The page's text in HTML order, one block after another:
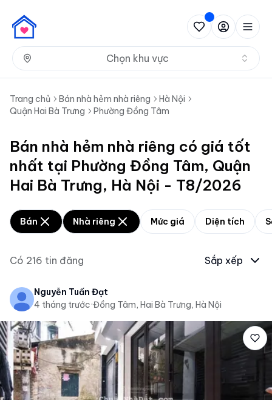
Chọn khu vực
Trang chủ Bán nhà hẻm nhà riêng
Hà Nội
Quận Hai Bà Trưng
Phường Đồng Tâm
Bán nhà hẻm nhà riêng có giá tốt
nhất tại Phường Đồng Tâm, Quận
Hai Bà Trưng, Hà Nội - T8/2026
Bán Nhà riêng Mức giá Diện tích
Có 216 tin đăng Sắp xếp
Nguyễn Tuấn Đạt
4 tháng trước·Đồng Tâm, Hai Bà Trưng, Hà Nội